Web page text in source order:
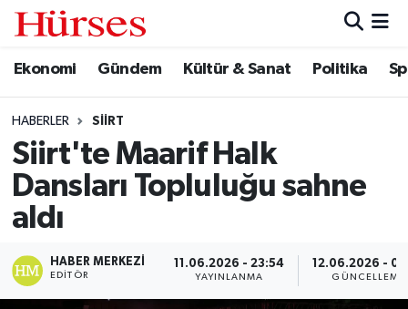
Ekonomi Gündem Kültür & Sanat Politika
HABERLER SIIRT
Siirt'te Maarif Halk
Dansları Topluluğu sahne
aldı
HABER MERKEZI
EDITÖR
11.06.2026 - 23:54
YAYINLANMA
12.06.2026 -
GÜNCELLEME
Ekonomi
Gündem
Kültür & Sanat
Politika
Spor
Turizm
Hava Durumu
Trafik Durumu
Süper Lig Puan Durumu ve Fikstür
Tüm Manşetler
Son Dakika Haberleri
Haber Arşivi